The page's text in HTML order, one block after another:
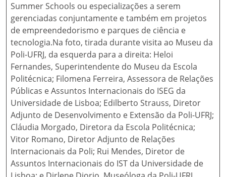
Summer Schools ou especializações a serem
gerenciadas conjuntamente e também em projetos
de empreendedorismo e parques de ciência e
tecnologia.Na foto, tirada durante visita ao Museu da
Poli-UFRJ, da esquerda para a direita: Heloi
Fernandes, Superintendente do Museu da Escola
Politécnica; Filomena Ferreira, Assessora de Relações
Públicas e Assuntos Internacionais do ISEG da
Universidade de Lisboa; Edilberto Strauss, Diretor
Adjunto de Desenvolvimento e Extensão da Poli-UFRJ;
Cláudia Morgado, Diretora da Escola Politécnica;
Vitor Romano, Diretor Adjunto de Relações
Internacionais da Poli; Rui Mendes, Diretor de
Assuntos Internacionais do IST da Universidade de